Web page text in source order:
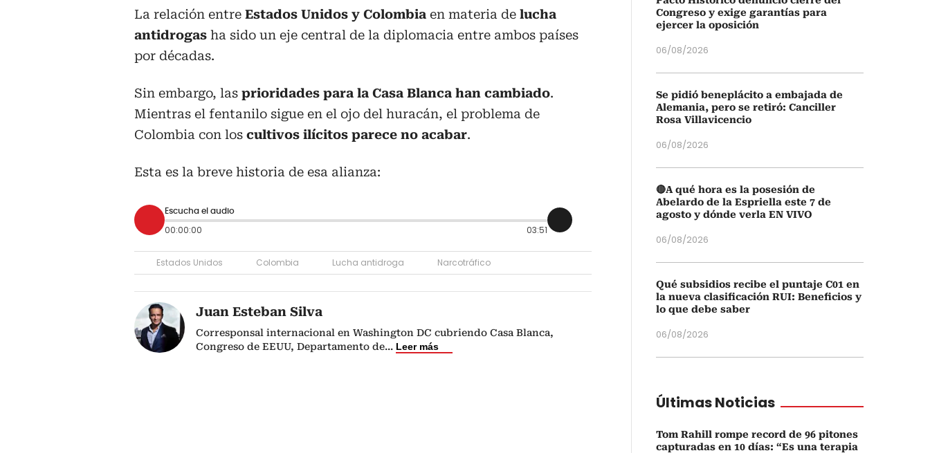
La relación entre Estados Unidos y Colombia en materia de lucha
antidrogas ha sido un eje central de la diplomacia entre ambos países
por décadas.
Sin embargo, las prioridades para la Casa Blanca han cambiado.
Mientras el fentanilo sigue en el ojo del huracán, el problema de
Colombia con los cultivos ilícitos parece no acabar.
Esta es la breve historia de esa alianza:
Escucha el audio
00:00:00 03:51
Estados Unidos Colombia Lucha antidroga Narcotráfico
Juan Esteban Silva
Corresponsal internacional en Washington DC cubriendo Casa Blanca,
Congreso de EEUU, Departamento de... Leer más
Congreso y exige garantías para
ejercer la oposición
06/08/2026
Se pidió beneplácito a embajada de
Alemania, pero se retiró: Canciller
Rosa Villavicencio
06/08/2026
🔴A qué hora es la posesión de
Abelardo de la Espriella este 7 de
agosto y dónde verla EN VIVO
06/08/2026
Qué subsidios recibe el puntaje C01 en
la nueva clasificación RUI: Beneficios y
lo que debe saber
06/08/2026
Últimas Noticias
Tom Rahill rompe record de 96 pitones
capturadas en 10 días: “Es una terapia